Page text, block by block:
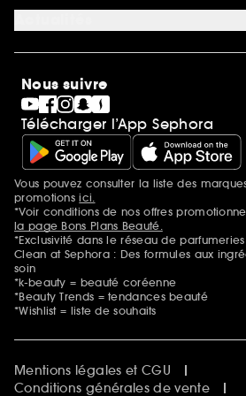
Carrières
Magasins
Idées cadeaux
Gravure parfum
Black Friday
Soldes
SEPHORA edit
Sephora Prize
Sephora Beautiful Club
Clean at Sephora
Idées & Inspirations Beauté
Nous suivre
Télécharger l’App Sephora
Mentions additionnelles
Vous pouvez consulter la liste des
promotionsici.
*Voir conditions de nos offres
la page Bons Plans Beauté.
*Exclusivité dans le réseau de parfumeries
Clean at Sephora : Des formules aux
soin
*k-beauty = beauté coréenne
*Beauty Trends = tendances beauté
*Wishlist = liste de souhaits
Mentions légales et CGU
Conditions générales de vente